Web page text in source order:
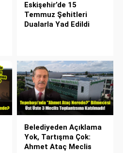
Eskişehir’de 15
Temmuz Şehitleri
Dualarla Yad Edildi
Belediyeden Açıklama
Yok, Tartışma Çok:
Ahmet Ataç Meclis